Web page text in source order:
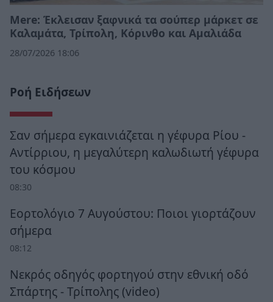
Mere: Έκλεισαν ξαφνικά τα σούπερ μάρκετ σε
Καλαμάτα, Τρίπολη, Κόρινθο και Αμαλιάδα
28/07/2026 18:06
Ροή Ειδήσεων
Σαν σήμερα εγκαινιάζεται η γέφυρα Ρίου -
Αντίρριου, η μεγαλύτερη καλωδιωτή γέφυρα
του κόσμου
08:30
Εορτολόγιο 7 Αυγούστου: Ποιοι γιορτάζουν
σήμερα
08:12
Νεκρός οδηγός φορτηγού στην εθνική οδό
Σπάρτης - Τρίπολης (video)